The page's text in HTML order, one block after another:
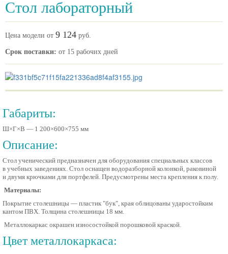
Стол лабораторный
Цена модели от 9 124 руб.
Срок поставки: от 15 рабочих дней
Габариты:
Ш×Г×В — 1 200×600×755 мм
Описание:
Стол ученический предназначен для оборудования специальных классов
в учебных заведениях. Стол оснащен водоразборной колонкой, раковиной
и двумя крючками для портфелей. Предусмотрены места крепления к полу.
Материалы:
Покрытие столешницы — пластик "бук", края облицованы ударостойким
кантом ПВХ. Толщина столешницы 18 мм.
Металлокаркас окрашен износостойкой порошковой краской.
Цвет металлокаркаса: